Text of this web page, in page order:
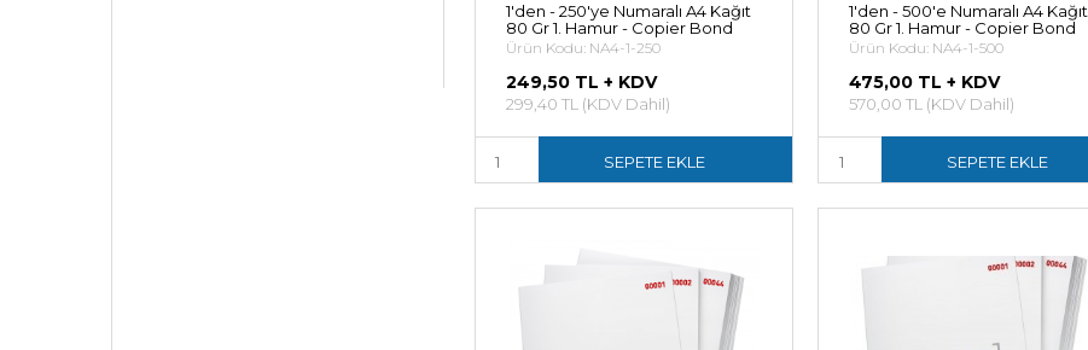
1'den - 250'ye Numaralı A4 Kağıt
80 Gr 1. Hamur - Copier Bond
Ürün Kodu: NA4-1-250
249,50 TL + KDV
299,40 TL (KDV Dahil)
SEPETE EKLE
1'den - 500'e Numaralı A4 Kağıt
80 Gr 1. Hamur - Copier Bond
Ürün Kodu: NA4-1-500
475,00 TL + KDV
570,00 TL (KDV Dahil)
SEPETE EKLE